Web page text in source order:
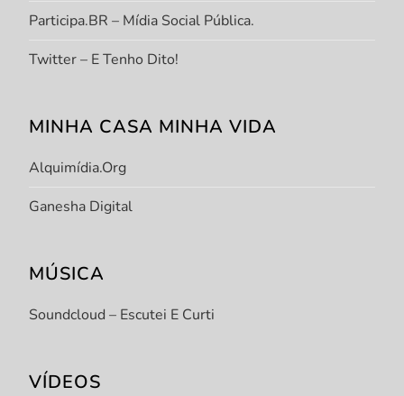
Participa.BR – Mídia Social Pública.
Twitter – E Tenho Dito!
MINHA CASA MINHA VIDA
Alquimídia.org
Ganesha Digital
MÚSICA
Soundcloud – Escutei E Curti
VÍDEOS